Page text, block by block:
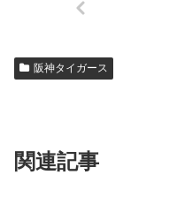
阪神タイガース
関連記事